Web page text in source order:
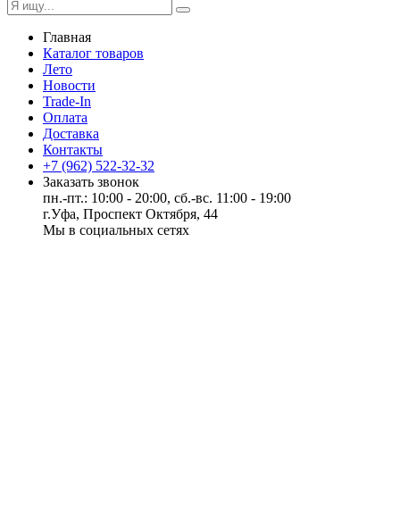
Главная
Каталог товаров
Лето
Новости
Trade-In
Оплата
Доставка
Контакты
+7 (962) 522-32-32
Заказать звонок
пн.-пт.: 10:00 - 20:00, сб.-вс. 11:00 - 19:00
г.Уфа, Проспект Октября, 44
Мы в социальных сетях